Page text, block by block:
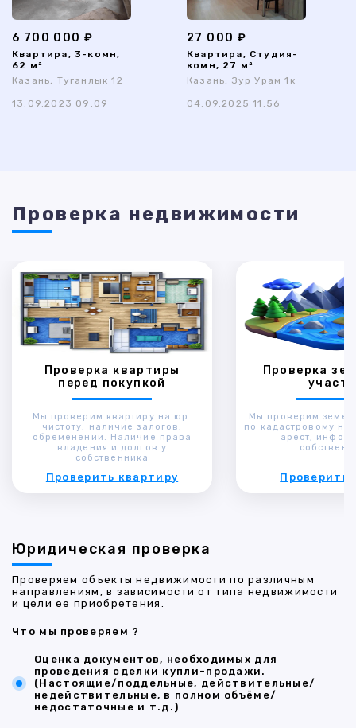
6 700 000 ₽
Квартира, 3-комн,
62 м²
Казань, Туганлык 12
13.09.2023 09:09
27 000 ₽
Квартира, Студия-
комн, 27 м²
Казань, Зур Урам 1к
04.09.2025 11:56
Проверка недвижимости
Проверка квартиры
перед покупкой
Мы проверим квартиру на юр.
чистоту, наличие залогов,
обременений. Наличие права
владения и долгов у
собственника
Проверить квартиру
Проверка
Мы проверим
по кадастровому
арест,
Проверить
Юридическая проверка
Проверяем объекты недвижимости по различным
направлениям, в зависимости от типа недвижимости
и цели ее приобретения.
Что мы проверяем ?
Оценка документов, необходимых для
проведения сделки купли-продажи.
(Настоящие/поддельные, действительные/
недействительные, в полном объёме/
недостаточные и т.д.)